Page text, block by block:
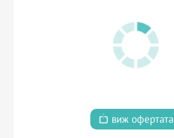
виж офертата